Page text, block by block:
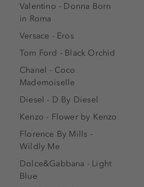
Valentino - Donna Born
in Roma
Versace - Eros
Tom Ford - Black Orchid
Chanel - Coco
Mademoiselle
Diesel - D By Diesel
Kenzo - Flower by Kenzo
Florence By Mills -
Wildly Me
Dolce&Gabbana - Light
Blue